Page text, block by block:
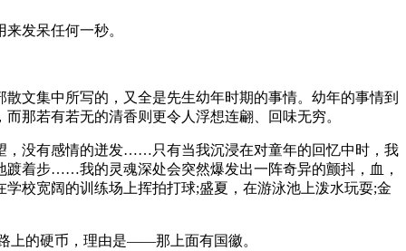
发呆任何一秒。
文集中所写的，又全是先生幼年时期的事情。幼年的事情到
那若有若无的清香则更令人浮想连翩、回味无穷。
，没有感情的迸发……只有当我沉浸在对童年的回忆中时，我
踱着步……我的灵魂深处会突然爆发出一阵奇异的颤抖，血，
校宽阔的训练场上挥拍打球;盛夏，在游泳池上泼水玩耍;金
上的硬币，理由是——那上面有国徽。